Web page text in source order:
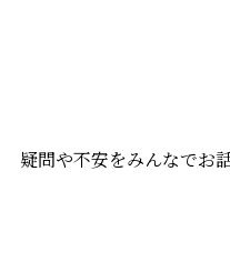
疑問や不安をみんなでお